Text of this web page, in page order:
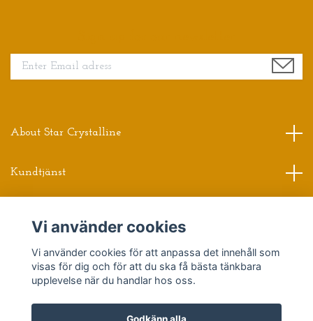
About Star Crystalline
Kundtjänst
Sociala medier
Vi använder cookies
Vi använder cookies för att anpassa det innehåll som
visas för dig och för att du ska få bästa tänkbara
upplevelse när du handlar hos oss.
Godkänn alla